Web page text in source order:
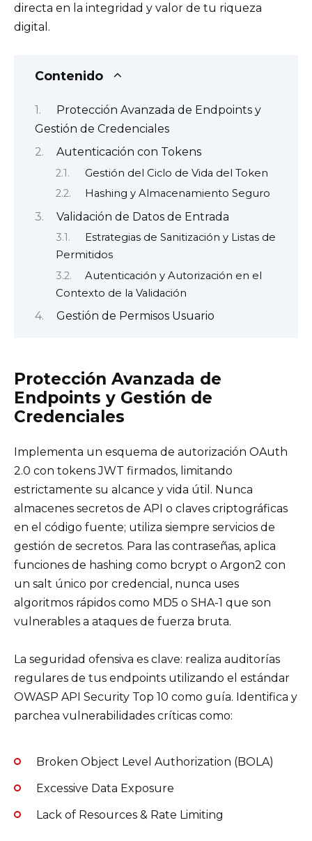
directa en la integridad y valor de tu riqueza
digital.
Contenido
Protección Avanzada de Endpoints y
Gestión de Credenciales
Autenticación con Tokens
Gestión del Ciclo de Vida del Token
Hashing y Almacenamiento Seguro
Validación de Datos de Entrada
Estrategias de Sanitización y Listas de
Permitidos
Autenticación y Autorización en el
Contexto de la Validación
Gestión de Permisos Usuario
Protección Avanzada de
Endpoints y Gestión de
Credenciales
Implementa un esquema de autorización OAuth
2.0 con tokens JWT firmados, limitando
estrictamente su alcance y vida útil. Nunca
almacenes secretos de API o claves criptográficas
en el código fuente; utiliza siempre servicios de
gestión de secretos. Para las contraseñas, aplica
funciones de hashing como bcrypt o Argon2 con
un salt único por credencial, nunca uses
algoritmos rápidos como MD5 o SHA-1 que son
vulnerables a ataques de fuerza bruta.
La seguridad ofensiva es clave: realiza auditorías
regulares de tus endpoints utilizando el estándar
OWASP API Security Top 10 como guía. Identifica y
parchea vulnerabilidades críticas como:
Broken Object Level Authorization (BOLA)
Excessive Data Exposure
Lack of Resources & Rate Limiting